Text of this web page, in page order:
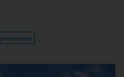
potentiate